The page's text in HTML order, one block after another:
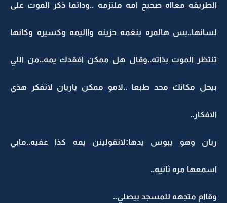
الطريقه معااه صحيح امه ملتزمه ..ودائما ذكر الموت على
لسانها..بس هالمره بنغمه حزينه وااليمه وكسيره وكانها
تنتظر الموت بذاته..وقال هل ممكن افقدك يمه..من اللي
بيحل مكانك محد طبعا ..لامو ممكن ياريان لاتفكر هذي
الافكار..
ريان وهو يبوس يدها:لاتقولينن يمه كذا عفيه..مابي
اسمعها مره ثانيه..
وقاام متجهه للمسجد بيصلي..